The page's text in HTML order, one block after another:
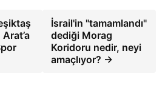
İsrail'in "tamamlandı"
dediği Morag
Koridoru nedir, neyi
amaçlıyor? →